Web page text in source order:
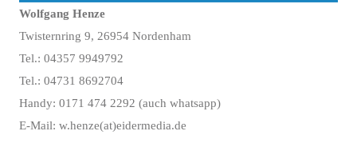
Wolfgang Henze
Twisternring 9, 26954 Nordenham
Tel.: 04357 9949792
Tel.: 04731 8692704
Handy: 0171 474 2292 (auch whatsapp)
E-Mail: w.henze(at)eidermedia.de